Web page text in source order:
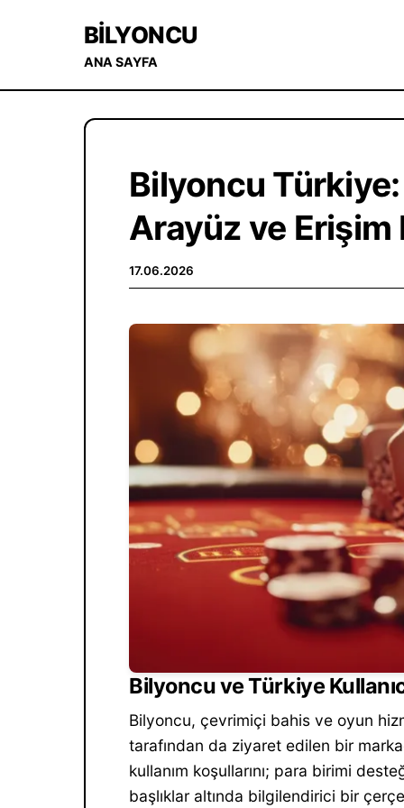
BILYONCU
ANA SAYFA
Bilyoncu
Arayüz ve Erişim
17.06.2026
Bilyoncu ve Türkiye
Bilyoncu, çevrimiçi bahis ve oyun
tarafından da ziyaret edilen bir
kullanım koşullarını; para birimi
başlıklar altında bilgilendirici bir